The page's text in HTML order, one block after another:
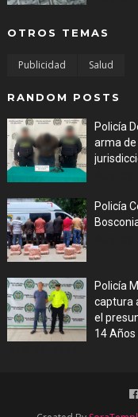
OTROS TEMAS
Publicidad Salud
RANDOM POSTS
Policía
arma
Policía
Policía
captura
el
14 Años